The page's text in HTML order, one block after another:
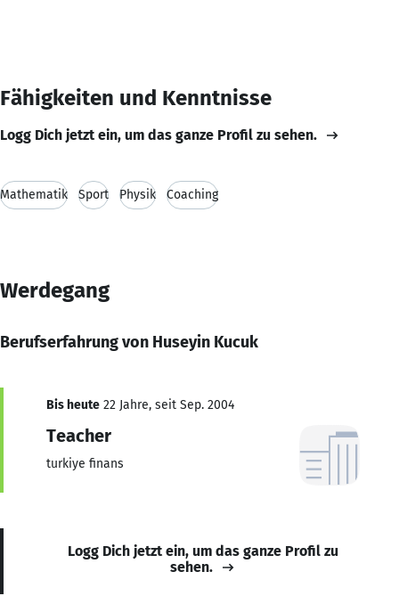
Fähigkeiten und Kenntnisse
Logg Dich jetzt ein, um das ganze Profil zu sehen.
Mathematik Sport Physik Coaching
Werdegang
Berufserfahrung von Huseyin Kucuk
Bis heute 22 Jahre, seit Sep. 2004
Teacher
turkiye finans
Logg Dich jetzt ein, um das ganze Profil zu
sehen.